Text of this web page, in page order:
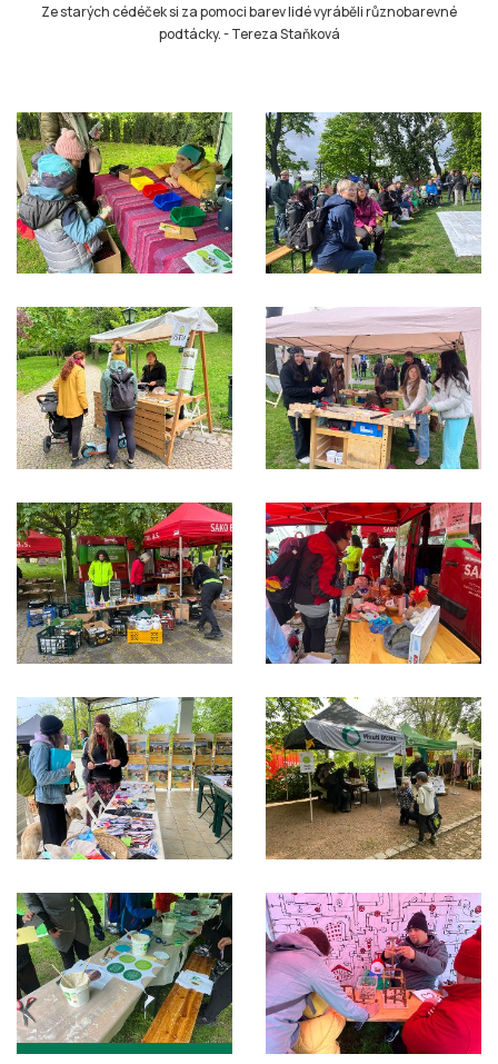
Ze starých cédéček si za pomoci barev lidé vyráběli různobarevné
podtácky.-Tereza Staňková